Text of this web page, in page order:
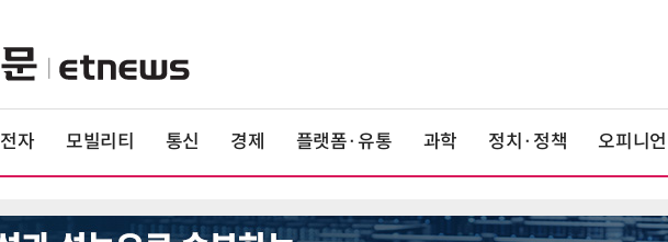
전자 모빌리티 통신 경제 플랫폼·유통 과학 정치·정책 오피니언